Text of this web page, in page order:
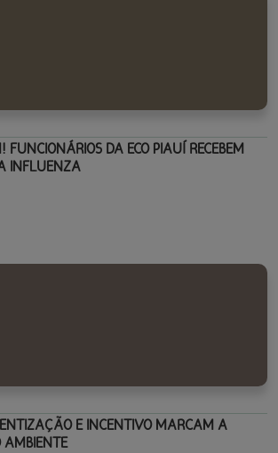
DA ECO PIAUÍ RECEBEM
INFLUENZA
E INCENTIVO MARCAM A